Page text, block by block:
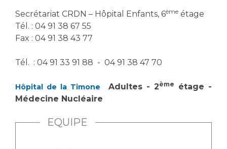
myaphm, votre espace santé en ligne
Infos COVID-19
Vivre ensemble à l'hôpital
Culture à l'hôpital
Laïcité et cultes
Les associations
Livret d'accueil
Emplois techniques et médico-techniques
Emplois divers
Emplois socio-éducatifs
Stages paramédicaux
Chercheurs
La recherche clinique à l'AP-HM
Secrétariat CRDN – Hôpital Enfants, 6ème étage
Tél. : 04 91 38 67 55
Fax : 04 91 38 43 77
Tél. : 04 91 33 91 88 - 04 91 38 47 70
Hôpital de la Timone Adultes - 2ème
étage -
Médecine Nucléaire
EQUIPE